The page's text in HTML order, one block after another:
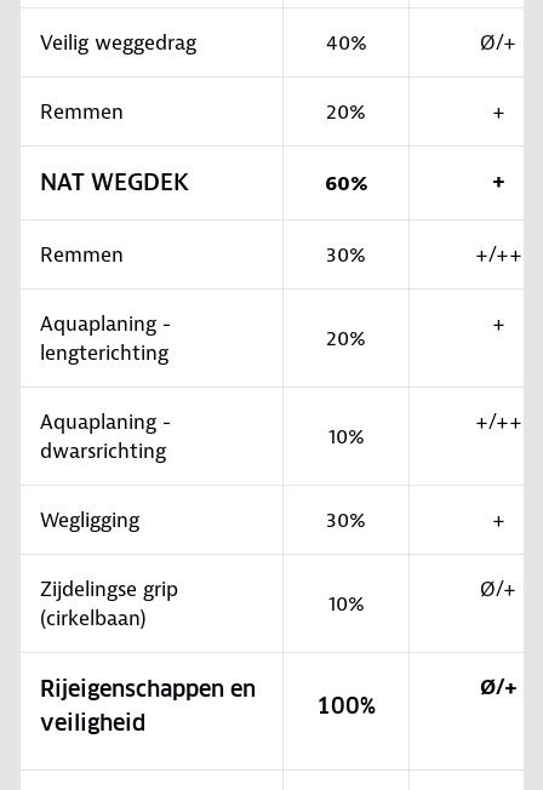
Veilig weggedrag 40% Ø/+
Remmen 20% +
NAT WEGDEK 60% +
Remmen 30% +/++
Aquaplaning -
lengterichting
20%
+
Aquaplaning -
dwarsrichting
10%
+/++
Wegligging 30% +
Zijdelingse grip
(cirkelbaan)
10%
Ø/+
Rijeigenschappen en
veiligheid
100%
Ø/+